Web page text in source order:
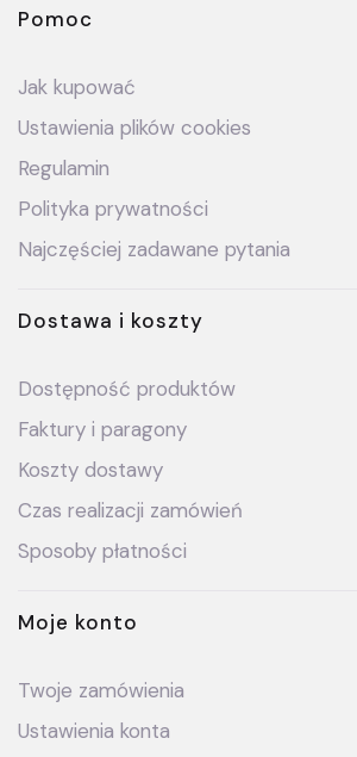
Linki w stopce
Pomoc
Jak kupować
Ustawienia plików cookies
Regulamin
Polityka prywatności
Najczęściej zadawane pytania
Dostawa i koszty
Dostępność produktów
Faktury i paragony
Koszty dostawy
Czas realizacji zamówień
Sposoby płatności
Moje konto
Twoje zamówienia
Ustawienia konta